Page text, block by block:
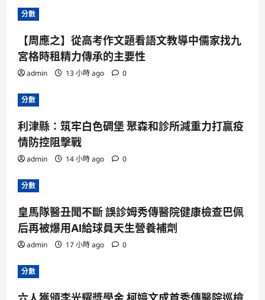
分數
【周應之】從高考作文題看語文教導中儒家找九
宮格時租精力傳承的主要性
admin 13 小時 ago 0
分數
利津縣：筑牢白色碉堡 聚森和診所減重力打贏疫
情防控阻擊戰
admin 14 小時 ago 0
分數
皇馬隊醫丑聞不斷 誤診姆秀傳醫院健康檢查巴佩
后再被爆用AI給球員天生營養補劑
admin 17 小時 ago 0
分數